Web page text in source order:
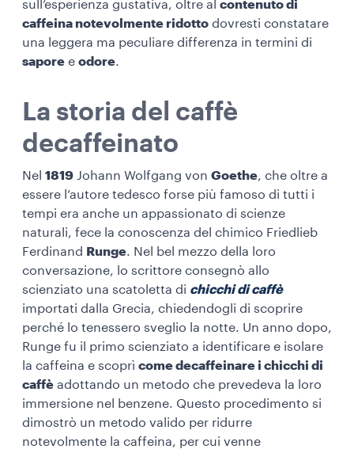
sull’esperienza gustativa, oltre al contenuto di
caffeina notevolmente ridotto dovresti constatare
una leggera ma peculiare differenza in termini di
sapore e odore.
La storia del caffè
decaffeinato
Nel 1819 Johann Wolfgang von Goethe, che oltre a
essere l’autore tedesco forse più famoso di tutti i
tempi era anche un appassionato di scienze
naturali, fece la conoscenza del chimico Friedlieb
Ferdinand
Runge. Nel bel mezzo della loro
conversazione, lo scrittore consegnò allo
scienziato una scatoletta di chicchi di caffè
importati dalla Grecia, chiedendogli di scoprire
perché lo tenessero sveglio la notte. Un anno dopo,
Runge fu il primo scienziato a identificare e isolare
la caffeina e scoprì come decaffeinare i chicchi di
caffè adottando un metodo che prevedeva la loro
immersione nel benzene. Questo procedimento si
dimostrò un metodo valido per ridurre
notevolmente la caffeina, per cui venne